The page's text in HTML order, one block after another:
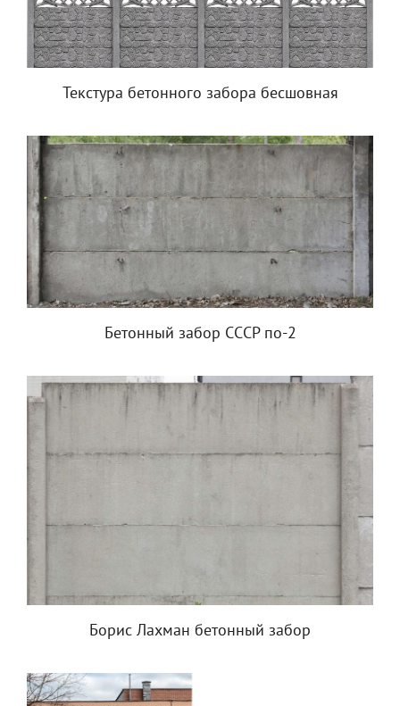
Текстура бетонного забора бесшовная
Бетонный забор СССР по-2
Борис Лахман бетонный забор